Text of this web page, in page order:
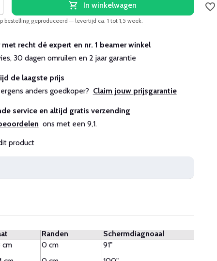
In winkelwagen
bestelling geproduceerd — levertijd ca. 1 tot 1,5 week.
met recht dé expert en nr. 1 beamer winkel
30 dagen omruilen en 2 jaar garantie
de laagste prijs
anders goedkoper? Claim jouw prijsgarantie
service en altijd gratis verzending
ons met een 9,1.
product
Randen
Schermdiagnoaal
cm 0 cm
91"